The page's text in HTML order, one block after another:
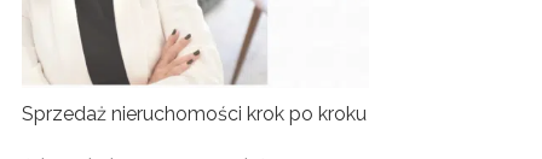
Sprzedaż nieruchomości krok po kroku